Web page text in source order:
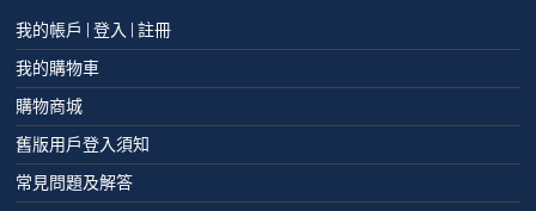
我的帳戶 | 登入 | 註冊
我的購物車
購物商城
舊版用戶登入須知
常見問題及解答